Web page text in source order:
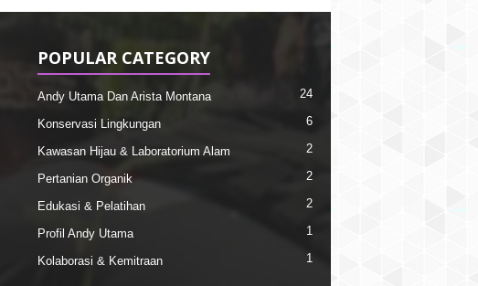
POPULAR CATEGORY
Andy Utama Dan Arista Montana 24
Konservasi Lingkungan 6
Kawasan Hijau & Laboratorium Alam 2
Pertanian Organik 2
Edukasi & Pelatihan 2
Profil Andy Utama 1
Kolaborasi & Kemitraan 1